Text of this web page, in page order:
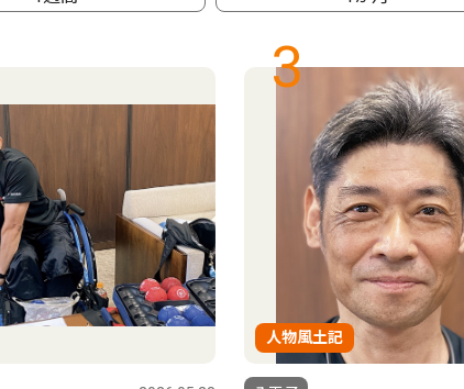
3
人物風土記